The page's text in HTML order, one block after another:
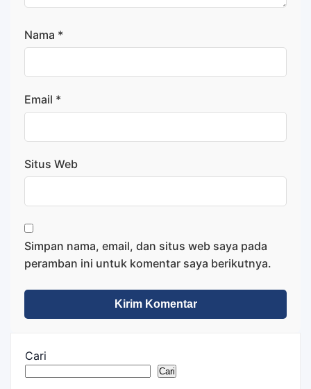
Nama *
Email *
Situs Web
Simpan nama, email, dan situs web saya pada
peramban ini untuk komentar saya berikutnya.
Cari
Cari